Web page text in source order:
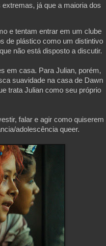
já que a maioria dos
e tentam entrar em um clube
de plástico como um distintivo
não está disposto a discutir.
em casa. Para Julian, porém,
suavidade na casa de Dawn
trata Julian como seu próprio
falar e agir como quiserem
adolescência queer.